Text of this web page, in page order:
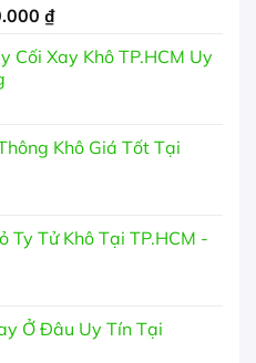
₫Khoảng
từ
Cối Xay Khô TP.HCM Uy
Khô Giá Tốt Tại
Ty Tử Khô Tại TP.HCM -
Ở Đâu Uy Tín Tại